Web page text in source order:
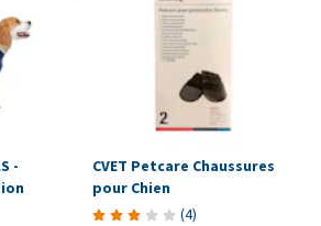
-
CVET Petcare Chaussures
pour Chien
(4)